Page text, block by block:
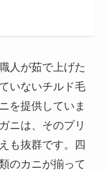
人が茹で上げた
いないチルド毛
を提供していま
ニは、そのプリ
も抜群です。四
のカニが揃って